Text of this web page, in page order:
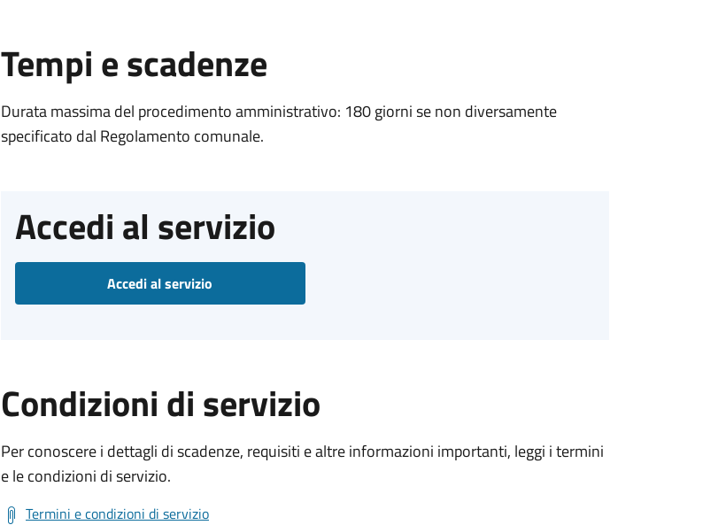
Tempi e scadenze
Durata massima del procedimento amministrativo: 180 giorni se non diversamente
specificato dal Regolamento comunale.
Accedi al servizio
Accedi al servizio
Condizioni di servizio
Per conoscere i dettagli di scadenze, requisiti e altre informazioni importanti, leggi i termini
e le condizioni di servizio.
Termini e condizioni di servizio